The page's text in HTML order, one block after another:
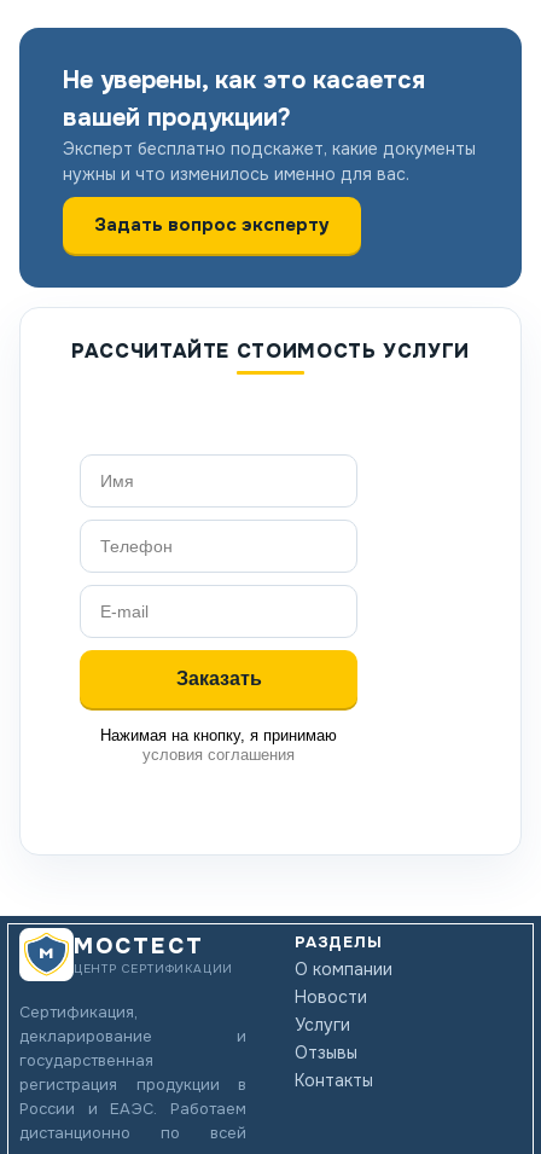
Не уверены, как это касается
вашей продукции?
Эксперт бесплатно подскажет, какие документы
нужны и что изменилось именно для вас.
Задать вопрос эксперту
РАССЧИТАЙТЕ СТОИМОСТЬ УСЛУГИ
Нажимая на кнопку, я принимаю
условия соглашения
МОСТЕСТ
ЦЕНТР СЕРТИФИКАЦИИ
Сертификация,
декларирование и
государственная
регистрация продукции в
России и ЕАЭС. Работаем
дистанционно по всей
РАЗДЕЛЫ
О компании
Новости
Услуги
Отзывы
Контакты